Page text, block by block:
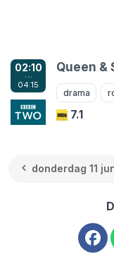
02:10
…
04:15
Queen &
drama
7.1
donderdag 11